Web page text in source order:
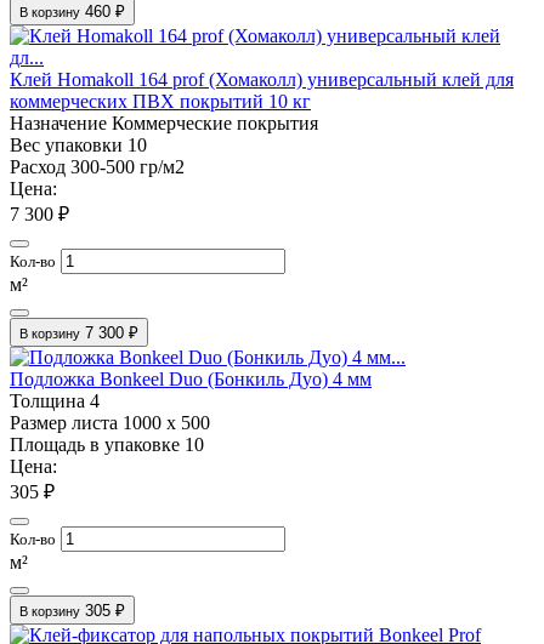
В корзину 460 ₽
Клей Homakoll 164 prof (Хомаколл) универсальный клей для
коммерческих ПВХ покрытий 10 кг
Назначение Коммерческие покрытия
Вес упаковки 10
Расход 300-500 гр/м2
Цена:
7 300 ₽
Кол-во
м²
В корзину 7 300 ₽
Подложка Bonkeel Duo (Бонкиль Дуо) 4 мм
Толщина 4
Размер листа 1000 х 500
Площадь в упаковке 10
Цена:
305 ₽
Кол-во
м²
В корзину 305 ₽